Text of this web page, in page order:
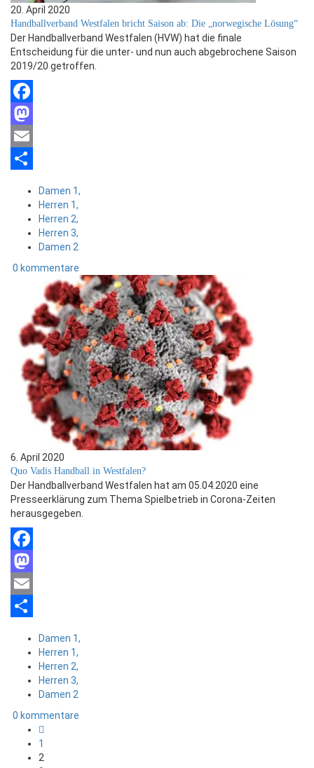
20. April 2020
Handballverband Westfalen bricht Saison ab: Die „norwegische Lösung“
Der Handballverband Westfalen (HVW) hat die finale
Entscheidung für die unter- und nun auch abgebrochene Saison
2019/20 getroffen.
Facebook
Mastodon
Email
Damen 1,
Herren 1,
Herren 2,
Herren 3,
Damen 2
0 kommentare
6. April 2020
Quo Vadis Handball in Westfalen?
Der Handballverband Westfalen hat am 05.04.2020 eine
Presseerklärung zum Thema Spielbetrieb in Corona-Zeiten
herausgegeben.
Facebook
Mastodon
Email
Damen 1,
Herren 1,
Herren 2,
Herren 3,
Damen 2
0 kommentare
1
2